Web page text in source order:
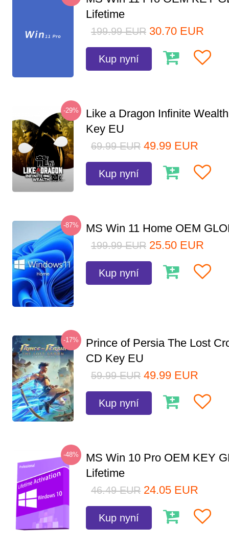
Lifetime
199.99 EUR 30.70 EUR
Kup nyní
-29%
Like a Dragon Infinite
Key EU
69.99 EUR 49.99 EUR
Kup nyní
-87% MS Win 11 Home OEM
199.99 EUR 25.50 EUR
Kup nyní
-17%
Prince of Persia The Lost
CD Key EU
59.99 EUR 49.99 EUR
Kup nyní
-48%
MS Win 10 Pro OEM KEY
Lifetime
46.49 EUR 24.05 EUR
Kup nyní